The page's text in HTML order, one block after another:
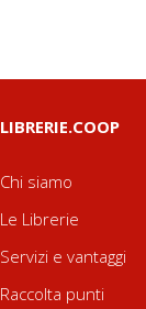
LIBRERIE.COOP
Chi siamo
Le Librerie
Servizi e vantaggi
Raccolta punti